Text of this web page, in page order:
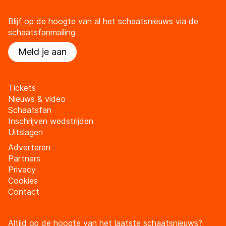
Blijf op de hoogte van al het schaatsnieuws via de
schaatsfanmailing
Meld je aan
Tickets
Nieuws & video
Schaatsfan
Inschrijven wedstrijden
Uitslagen
Adverteren
Partners
Privacy
Cookies
Contact
Altijd op de hoogte van het laatste schaatsnieuws?